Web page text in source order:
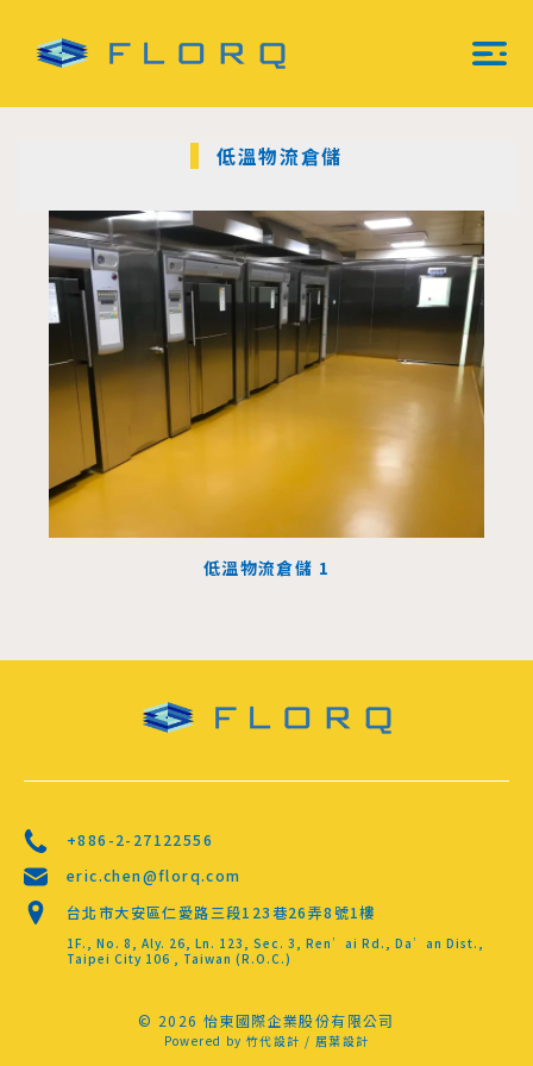
內
低溫物流倉儲
低溫物流倉儲 1
+886-2-27122556
eric.chen@florq.com
台北市大安區仁愛路三段123巷26弄8號1樓
1F., No. 8, Aly. 26, Ln. 123, Sec. 3, Ren’ai Rd., Da’an Dist.,
Taipei City 106 , Taiwan (R.O.C.)
© 2026 怡東國際企業股份有限公司
Powered by 竹代設計 / 居葉設計